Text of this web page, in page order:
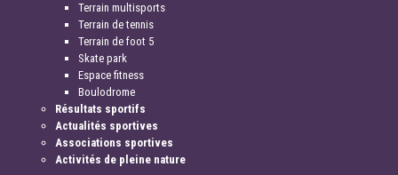
Terrain multisports
Terrain de tennis
Terrain de foot 5
Skate park
Espace fitness
Boulodrome
Résultats sportifs
Actualités sportives
Associations sportives
Activités de pleine nature